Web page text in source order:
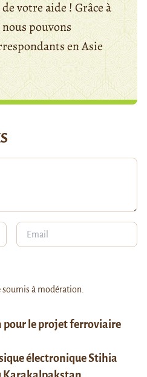
votre aide ! Grâce à
pouvons
en Asie
pour le projet ferroviaire
électronique Stihia
à modération.